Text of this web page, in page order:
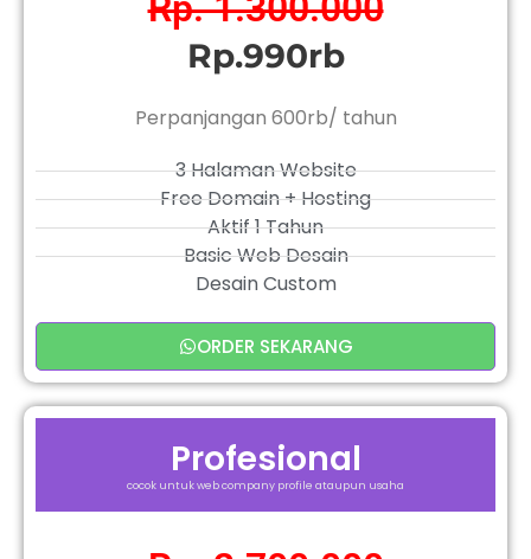
Rp.990rb
Perpanjangan 600rb/ tahun
3 Halaman Website
Free Domain + Hosting
Aktif 1 Tahun
Basic Web Desain
Desain Custom
ORDER SEKARANG
Profesional
cocok untuk web company profile ataupun usaha